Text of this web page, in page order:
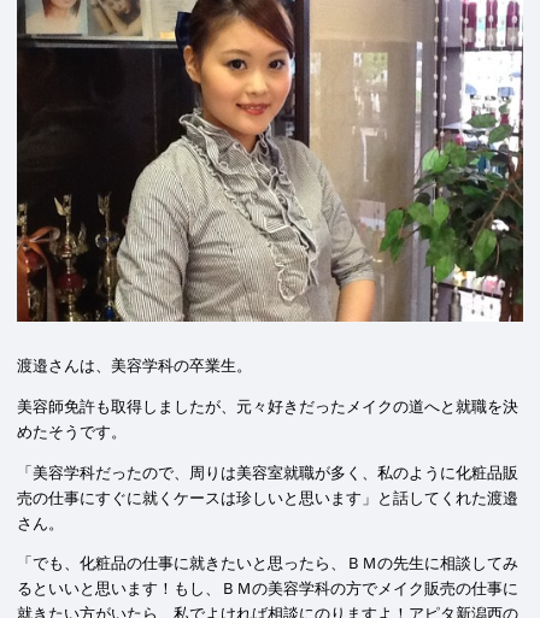
渡邉さんは、美容学科の卒業生。
美容師免許も取得しましたが、元々好きだったメイクの道へと就職を決
めたそうです。
「美容学科だったので、周りは美容室就職が多く、私のように化粧品販
売の仕事にすぐに就くケースは珍しいと思います」と話してくれた渡邉
さん。
「でも、化粧品の仕事に就きたいと思ったら、ＢＭの先生に相談してみ
るといいと思います！もし、ＢＭの美容学科の方でメイク販売の仕事に
就きたい方がいたら、私でよければ相談にのりますよ！アピタ新潟西の